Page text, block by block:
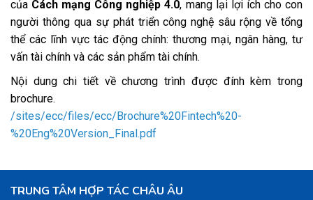
của Cách mạng Công nghiệp 4.0, mang lại lợi ích cho con
người thông qua sự phát triển công nghệ sâu rộng về tổng
thể các lĩnh vực tác động chính: thương mại, ngân hàng, tư
vấn tài chính và các sản phẩm tài chính.
Nội dung chi tiết về chương trình được đính kèm trong
brochure.
/sites/ecc/files/ecc/Brochure%20Fintech%20-
%20Eng%20Version_Final.pdf
TRUNG TÂM HỢP TÁC CHÂU ÂU